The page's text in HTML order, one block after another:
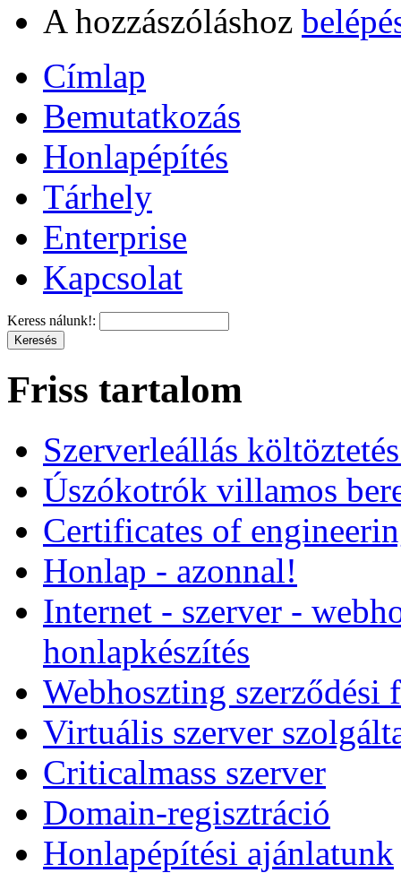
A hozzászóláshoz
Címlap
Bemutatkozás
Honlapépítés
Tárhely
Enterprise
Kapcsolat
Keress nálunk!:
Friss tartalom
Szerverleállás
Úszókotrók villamos
Certificates of
Honlap - azonnal!
Internet - szerver -
honlapkészítés
Webhoszting szerződési
Virtuális szerver
Criticalmass szerver
Domain-regisztráció
Honlapépítési ajánlatunk